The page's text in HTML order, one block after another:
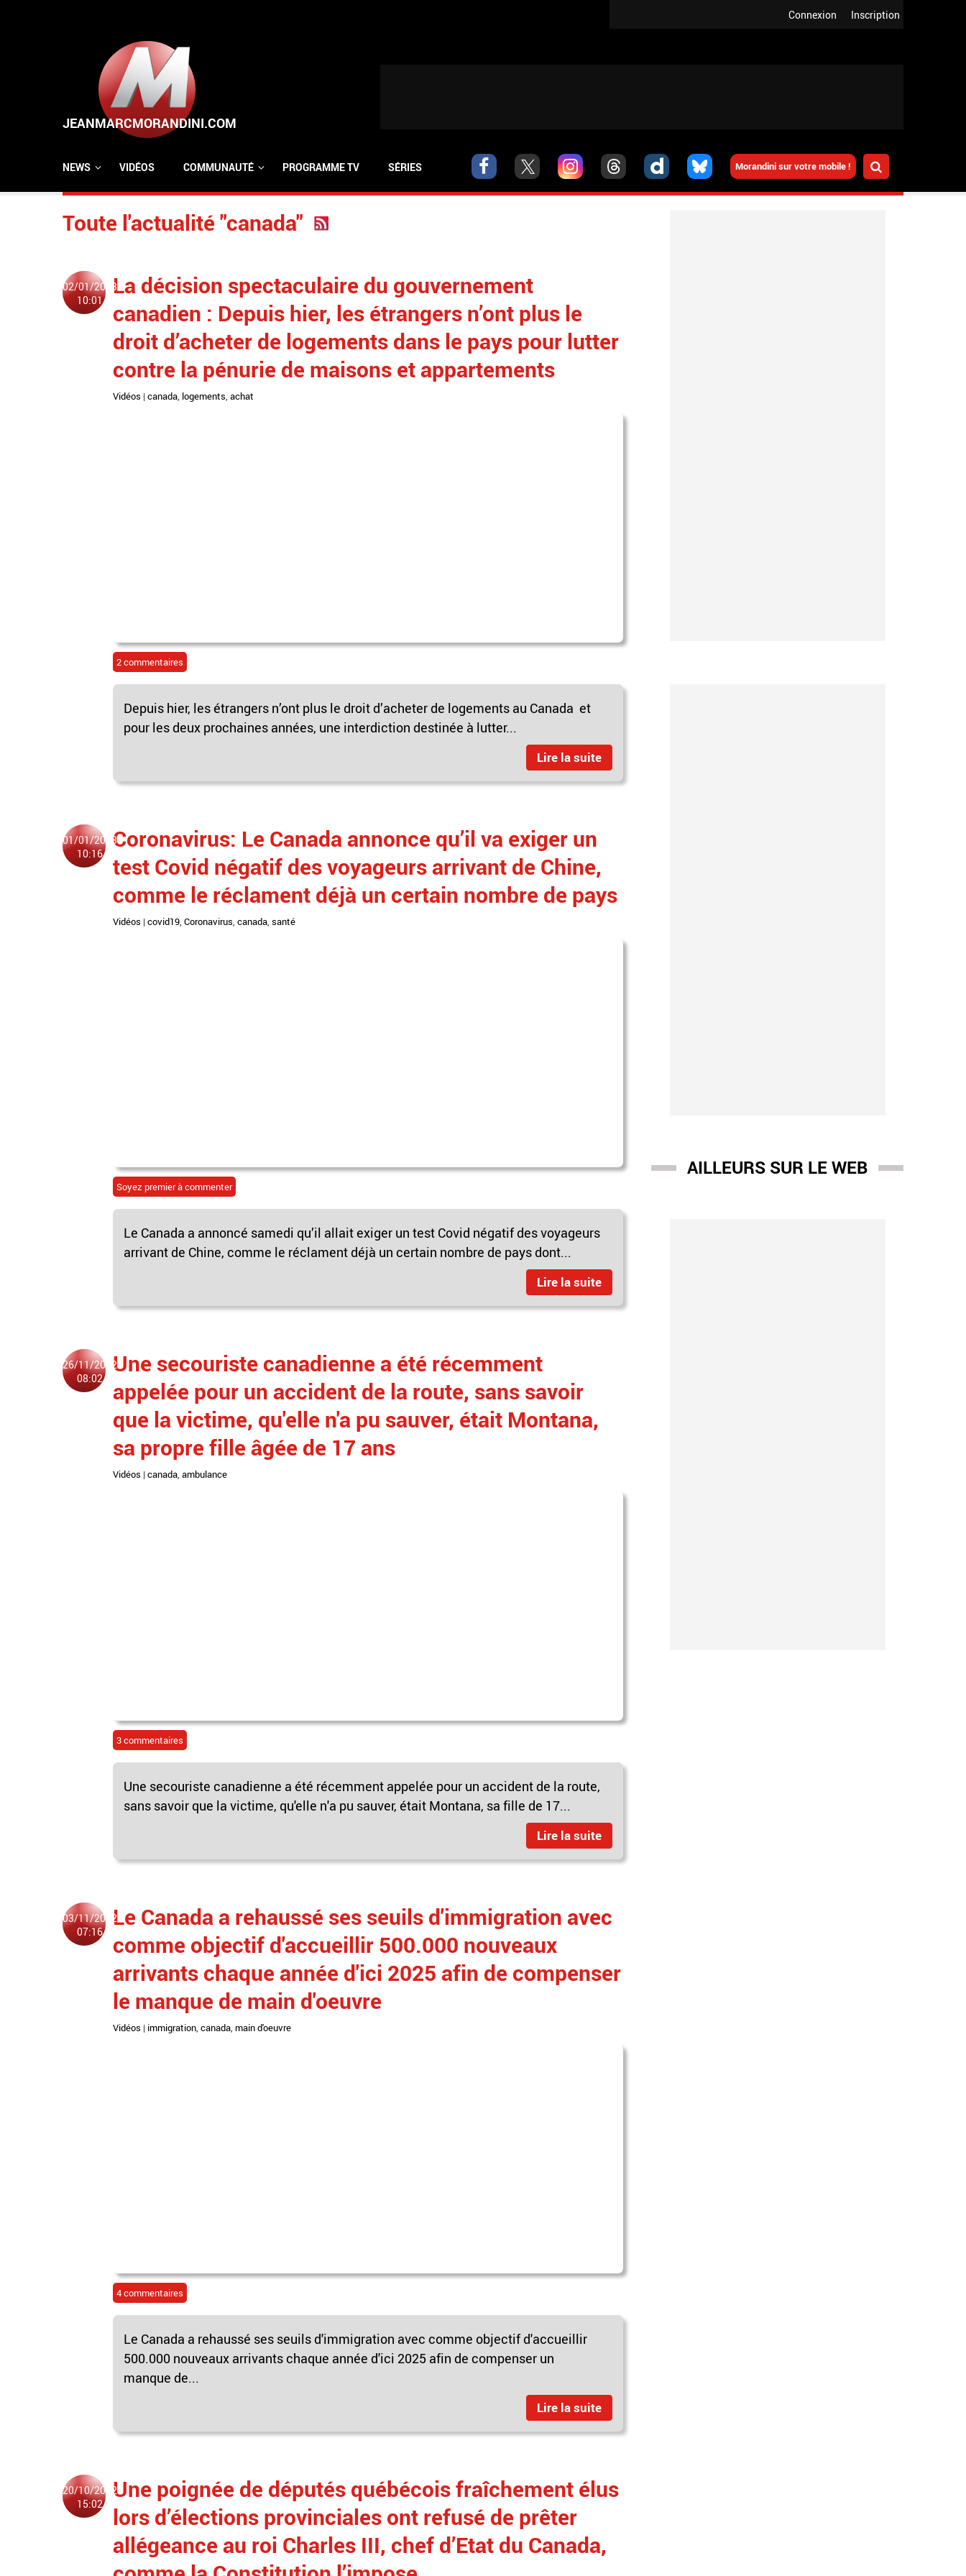
Inscription
Connexion
Morandini sur votre mobile !
NEWS VIDÉOS COMMUNAUTÉ PROGRAMME TV SÉRIES
Toute l'actualité "canada"
02/01/2023
10:01
La décision spectaculaire du gouvernement
canadien : Depuis hier, les étrangers n’ont plus le
droit d’acheter de logements dans le pays pour lutter
contre la pénurie de maisons et appartements
Vidéos | canada, logements, achat
2 commentaires
Depuis hier, les étrangers n’ont plus le droit d’acheter de logements au Canada et
pour les deux prochaines années, une interdiction destinée à lutter...
Lire la suite
01/01/2023
10:16
Coronavirus: Le Canada annonce qu’il va exiger un
test Covid négatif des voyageurs arrivant de Chine,
comme le réclament déjà un certain nombre de pays
Vidéos | covid19 Coronavirus canada santé
Soyez premier à commenter
Le Canada a annoncé samedi qu’il allait exiger un test Covid négatif des voyageurs
arrivant de Chine, comme le réclament déjà un certain nombre de pays dont...
Lire la suite
26/11/2022
08:02
Une secouriste canadienne a été récemment
appelée pour un accident de la route, sans savoir
que la victime, qu'elle n'a pu sauver, était Montana,
sa propre fille âgée de 17 ans
Vidéos | canada, ambulance
3 commentaires
Une secouriste canadienne a été récemment appelée pour un accident de la route,
sans savoir que la victime, qu'elle n'a pu sauver, était Montana, sa fille de 17...
Lire la suite
03/11/2022
07:16
Le Canada a rehaussé ses seuils d'immigration avec
comme objectif d'accueillir 500.000 nouveaux
arrivants chaque année d'ici 2025 afin de compenser
le manque de main d'oeuvre
Vidéos | immigration canada main d'oeuvre
4 commentaires
Le Canada a rehaussé ses seuils d'immigration avec comme objectif d'accueillir
500.000 nouveaux arrivants chaque année d'ici 2025 afin de compenser un
manque de...
Lire la suite
20/10/2022
15:02
Une poignée de députés québécois fraîchement élus
lors d’élections provinciales ont refusé de prêter
allégeance au roi Charles III, chef d’Etat du Canada,
AILLEURS SUR LE WEB